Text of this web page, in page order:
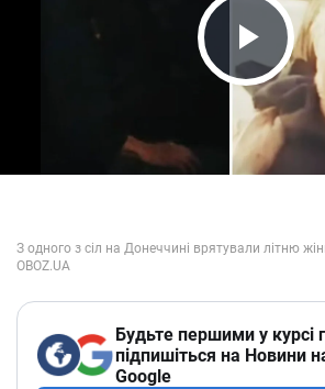
Play
Будьте першими у курсі
підпишіться на Новини
Google